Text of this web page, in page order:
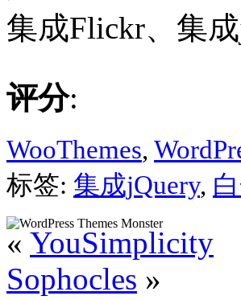
集成Flickr、集
评分:
WooThemes,
标签: 集成jQuery,
« YouSimplicity
Sophocles »